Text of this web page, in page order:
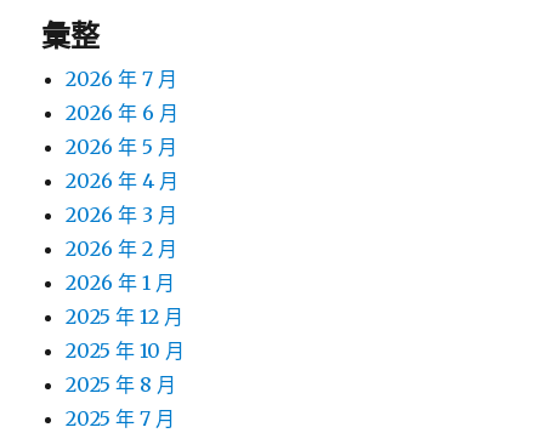
彙整
2026 年 7 月
2026 年 6 月
2026 年 5 月
2026 年 4 月
2026 年 3 月
2026 年 2 月
2026 年 1 月
2025 年 12 月
2025 年 10 月
2025 年 8 月
2025 年 7 月